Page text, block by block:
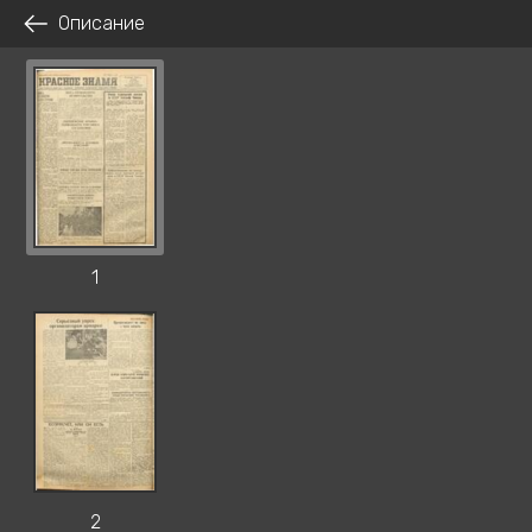
Описание
1
2